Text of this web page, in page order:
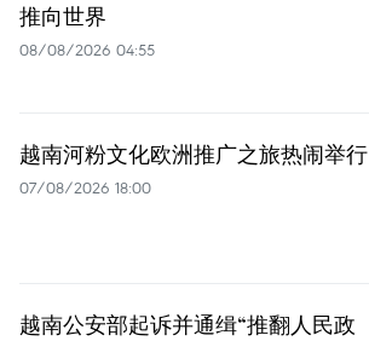
推向世界
08/08/2026 04:55
越南河粉文化欧洲推广之旅热闹举行
07/08/2026 18:00
越南公安部起诉并通缉“推翻人民政